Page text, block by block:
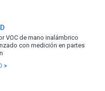
VOC de mano inalámbrico
con medición en partes
>